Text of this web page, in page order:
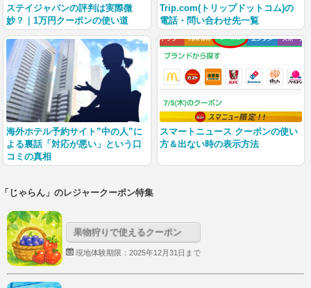
ステイジャパンの評判は実際微
妙？｜1万円クーポンの使い道
Trip.com(トリップドットコム)の
電話・問い合わせ先一覧
海外ホテル予約サイト”中の人”に
よる裏話「対応が悪い」という口
コミの真相
スマートニュース クーポンの使い
方＆出ない時の表示方法
「じゃらん」のレジャークーポン特集
果物狩りで使えるクーポン
現地体験期限：2025年12月31日まで